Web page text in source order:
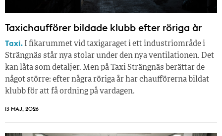
Taxichaufförer bildade klubb efter röriga år
Taxi. I fikarummet vid taxigaraget i ett industriområde i
Strängnäs står nya stolar under den nya ventilationen. Det
kan låta som detaljer. Men på Taxi Strängnäs berättar de
något större: efter några röriga år har chaufförerna bildat
klubb för att få ordning på vardagen.
13 MAJ, 2026